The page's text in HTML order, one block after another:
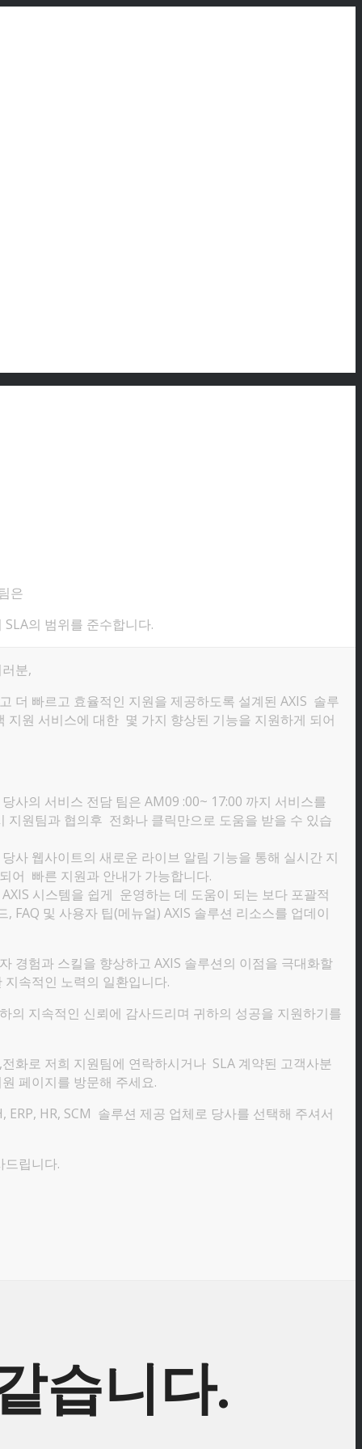
은
의 범위를 준수합니다.
분,
더 빠르고 효율적인 지원을 제공하도록 설계된 AXIS 솔루
지원 서비스에 대한 몇 가지 향상된 기능을 지원하게 되어
당사의 서비스 전담 팀은 AM09 :00~ 17:00 까지 서비스를
지원팀과 협의후 전화나 클릭만으로 도움을 받을 수 있습
당사 웹사이트의 새로운 라이브 알림 기능을 통해 실시간 지
어 빠른 지원과 안내가 가능합니다.
AXIS 시스템을 쉽게 운영하는 데 도움이 되는 보다 포괄적
, FAQ 및 사용자 팁(메뉴얼) AXIS 솔루션 리소스를 업데이
경험과 스킬을 향상하고 AXIS 솔루션의 이점을 극대화할
속적인 노력의 일환입니다.
의 지속적인 신뢰에 감사드리며 귀하의 성공을 지원하기를
화로 저희 지원팀에 연락하시거나 SLA 계약된 고객사분
페이지를 방문해 주세요.
ERP, HR, SCM 솔루션 제공 업체로 당사를 선택해 주셔서
드립니다.
습니다.